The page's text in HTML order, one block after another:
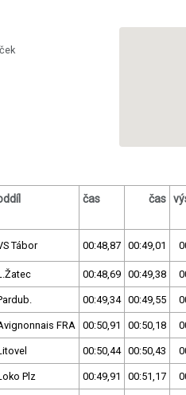
čas čas
Tábor 00:48,87 00:49,01
00:48,69 00:49,38
00:49,34 00:49,55
FRA 00:50,91 00:50,18
00:50,44 00:50,43
Plz 00:49,91 00:51,17